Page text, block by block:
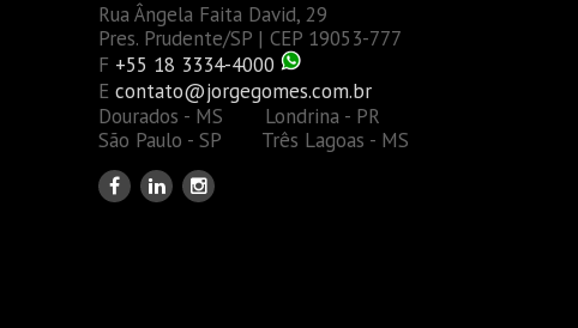
Rua Ângela Faita David, 29
Pres. Prudente/SP | CEP 19053-777
F +55 18 3334-4000
E contato@jorgegomes.com.br
Dourados - MS Londrina - PR
São Paulo - SP Três Lagoas - MS